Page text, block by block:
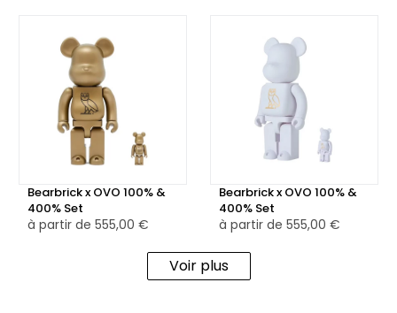
Bearbrick x OVO 100% &
400% Set
à partir de 555,00 €
Bearbrick x OVO 100% &
400% Set
à partir de 555,00 €
Voir plus